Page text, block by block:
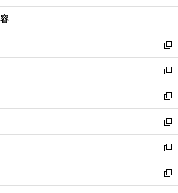
開
ウ
開
く
ン
ウ
で
開
く
ウ
ン
ド
ウ
で
開
く
新
し
い
ウ
ィ
ン
ド
ウ
で
開
く
新
し
い
ウ
ィ
ン
ド
ウ
で
開
新
し
い
ウ
ィ
ン
ド
ウ
新
し
い
ウ
ィ
ン
新
し
い
ウ
新
し